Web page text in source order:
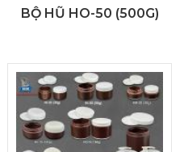
BỘ HŨ HO-50 (500G)